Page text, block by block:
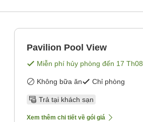
Pavilion Pool View
Miễn phí hủy phòng đến 17 Th08
Không bữa ăn Chỉ phòng
Trả tại khách sạn
Xem thêm chi tiết về gói giá